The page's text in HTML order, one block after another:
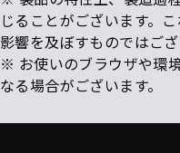
じることがございます。
影響を及ぼすものではござ
※ お使いのブラウザや環
なる場合がございます。